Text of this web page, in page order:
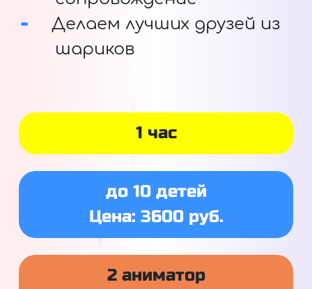
Делаем лучших друзей из
шариков
1 час
до 10 детей
Цена: 3600 руб.
2 аниматор